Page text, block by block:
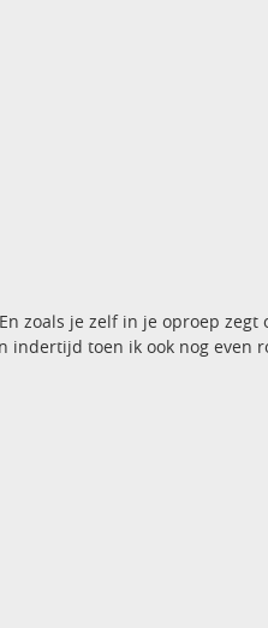
zoals je zelf in je oproep zegt
indertijd toen ik ook nog even